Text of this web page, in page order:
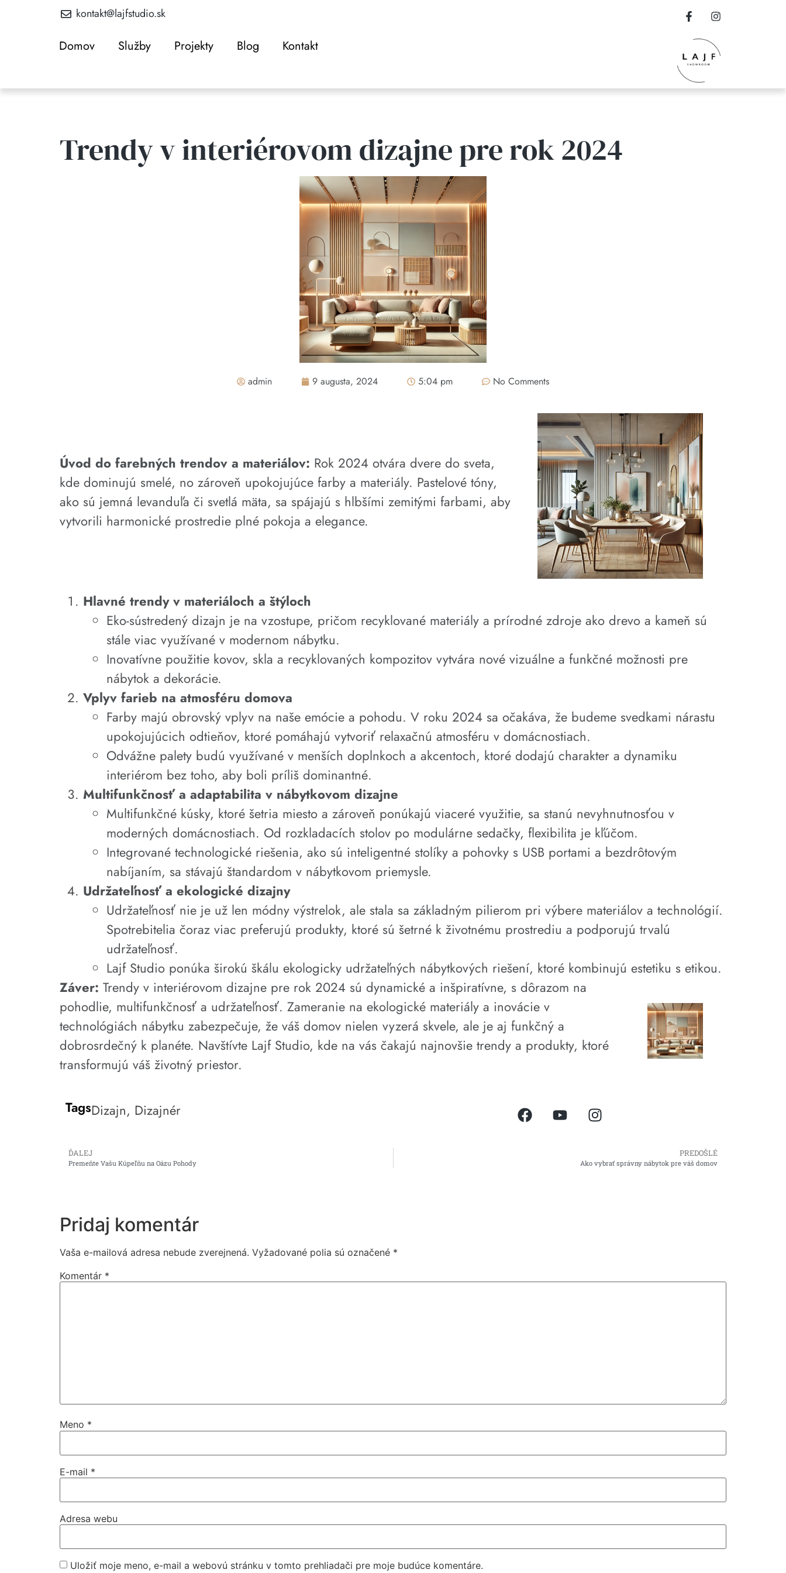
kontakt@lajfstudio.sk
Domov Služby Projekty Blog Kontakt
Trendy v interiérovom dizajne pre rok 2024
admin 9 augusta, 2024 5:04 pm No Comments
Úvod do farebných trendov a materiálov: Rok 2024 otvára dvere do sveta,
kde dominujú smelé, no zároveň upokojujúce farby a materiály. Pastelové tóny,
ako sú jemná levanduľa či svetlá mäta, sa spájajú s hlbšími zemitými farbami, aby
vytvorili harmonické prostredie plné pokoja a elegance.
Hlavné trendy v materiáloch a štýloch
Eko-sústredený dizajn je na vzostupe, pričom recyklované materiály a prírodné zdroje ako drevo a kameň sú
stále viac využívané v modernom nábytku.
Inovatívne použitie kovov, skla a recyklovaných kompozitov vytvára nové vizuálne a funkčné možnosti pre
nábytok a dekorácie.
Vplyv farieb na atmosféru domova
Farby majú obrovský vplyv na naše emócie a pohodu. V roku 2024 sa očakáva, že budeme svedkami nárastu
upokojujúcich odtieňov, ktoré pomáhajú vytvoriť relaxačnú atmosféru v domácnostiach.
Odvážne palety budú využívané v menších doplnkoch a akcentoch, ktoré dodajú charakter a dynamiku
interiérom bez toho, aby boli príliš dominantné.
Multifunkčnosť a adaptabilita v nábytkovom dizajne
Multifunkčné kúsky, ktoré šetria miesto a zároveň ponúkajú viaceré využitie, sa stanú nevyhnutnosťou v
moderných domácnostiach. Od rozkladacích stolov po modulárne sedačky, flexibilita je kľúčom.
Integrované technologické riešenia, ako sú inteligentné stolíky a pohovky s USB portami a bezdrôtovým
nabíjaním, sa stávajú štandardom v nábytkovom priemysle.
Udržateľnosť a ekologické dizajny
Udržateľnosť nie je už len módny výstrelok, ale stala sa základným pilierom pri výbere materiálov a technológií.
Spotrebitelia čoraz viac preferujú produkty, ktoré sú šetrné k životnému prostrediu a podporujú trvalú
udržateľnosť.
Lajf Studio ponúka širokú škálu ekologicky udržateľných nábytkových riešení, ktoré kombinujú estetiku s etikou.
Záver: Trendy v interiérovom dizajne pre rok 2024 sú dynamické a inšpiratívne, s dôrazom na
pohodlie, multifunkčnosť a udržateľnosť. Zameranie na ekologické materiály a inovácie v
technológiách nábytku zabezpečuje, že váš domov nielen vyzerá skvele, ale je aj funkčný a
dobrosrdečný k planéte. Navštívte Lajf Studio, kde na vás čakajú najnovšie trendy a produkty, ktoré
transformujú váš životný priestor.
TagsDizajn, Dizajnér
ĎALEJ
Premeňte Vašu Kúpeľňu na Oázu Pohody
PREDOŠLÉ
Ako vybrať správny nábytok pre váš domov
Pridaj komentár
Vaša e-mailová adresa nebude zverejnená. Vyžadované polia sú označené *
Komentár *
Meno *
E-mail *
Adresa webu
Uložiť moje meno, e-mail a webovú stránku v tomto prehliadači pre moje budúce komentáre.